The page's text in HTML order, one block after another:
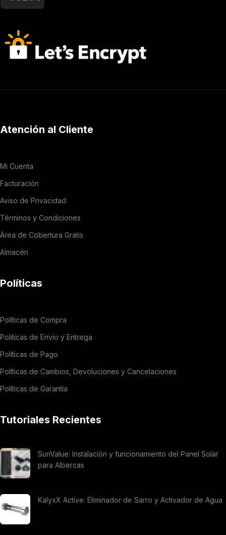
Atención al Cliente
Mi Cuenta
Facturación
Aviso de Privacidad
Términos y Condiciones
Área de Cobertura Gratis
Almacén
Políticas
Políticas de Compra
Politicas de Envio y Entrega
Políticas de Pago
Políticas de Cambios, Devoluciones y Cancelaciones
Políticas de Garantía
Tutoriales Recientes
SunValue: Instalación y funcionamiento del Panel Solar
para Albercas
KalyxX Active: Eliminador de Sarro y Activador de Agua